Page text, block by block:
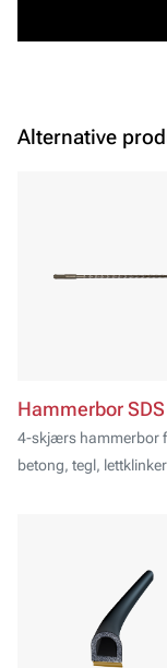
Alternative
Hammerbor
4-skjærs hammerbor
betong, tegl,